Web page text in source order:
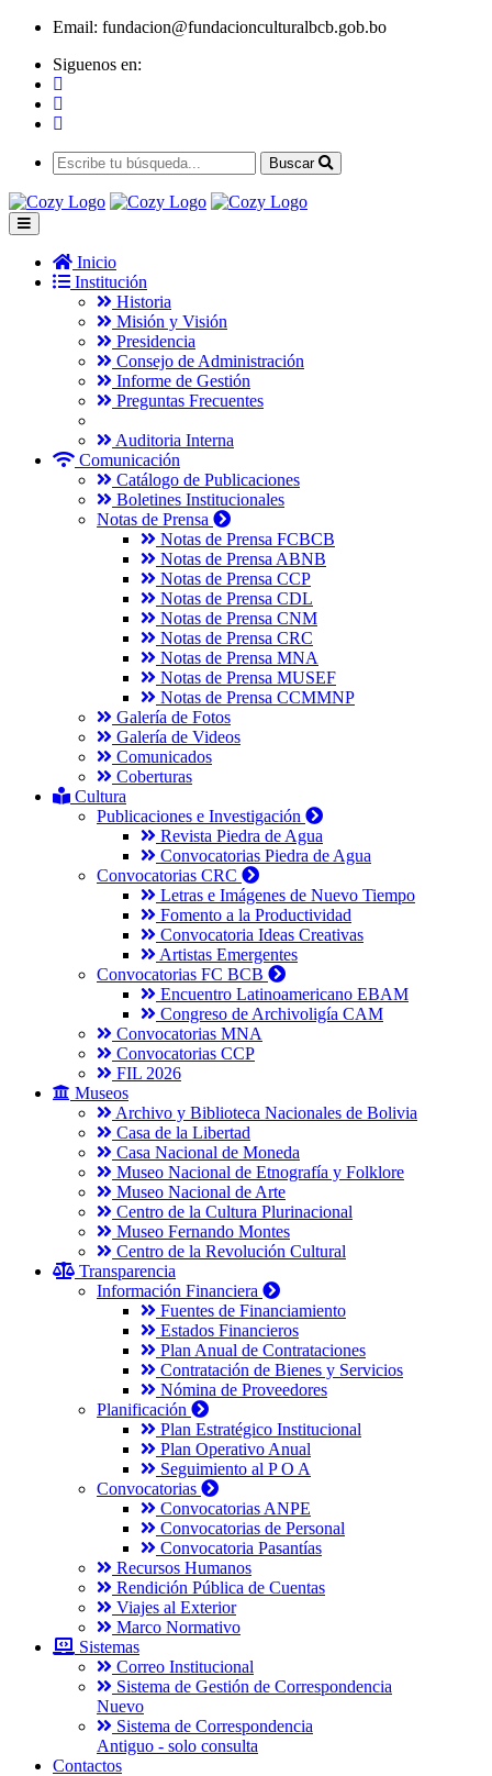
Email: fundacion@fundacionculturalbcb.gob.bo
Siguenos en:
Buscar
Inicio
Institución
Historia
Misión y Visión
Presidencia
Consejo de Administración
Informe de Gestión
Preguntas Frecuentes
Auditoria Interna
Comunicación
Catálogo de Publicaciones
Boletines Institucionales
Notas de Prensa
Notas de Prensa FCBCB
Notas de Prensa ABNB
Notas de Prensa CCP
Notas de Prensa CDL
Notas de Prensa CNM
Notas de Prensa CRC
Notas de Prensa MNA
Notas de Prensa MUSEF
Notas de Prensa CCMMNP
Galería de Fotos
Galería de Videos
Comunicados
Coberturas
Cultura
Publicaciones e Investigación
Revista Piedra de Agua
Convocatorias Piedra de Agua
Convocatorias CRC
Letras e Imágenes de Nuevo Tiempo
Fomento a la Productividad
Convocatoria Ideas Creativas
Artistas Emergentes
Convocatorias FC BCB
Encuentro Latinoamericano EBAM
Congreso de Archivoligía CAM
Convocatorias MNA
Convocatorias CCP
FIL 2026
Museos
Archivo y Biblioteca Nacionales de Bolivia
Casa de la Libertad
Casa Nacional de Moneda
Museo Nacional de Etnografía y Folklore
Museo Nacional de Arte
Centro de la Cultura Plurinacional
Museo Fernando Montes
Centro de la Revolución Cultural
Transparencia
Información Financiera
Fuentes de Financiamiento
Estados Financieros
Plan Anual de Contrataciones
Contratación de Bienes y Servicios
Nómina de Proveedores
Planificación
Plan Estratégico Institucional
Plan Operativo Anual
Seguimiento al P O A
Convocatorias
Convocatorias ANPE
Convocatorias de Personal
Convocatoria Pasantías
Recursos Humanos
Rendición Pública de Cuentas
Viajes al Exterior
Marco Normativo
Sistemas
Correo Institucional
Sistema de Gestión de Correspondencia
Nuevo
Sistema de Correspondencia
Antiguo - solo consulta
Contactos